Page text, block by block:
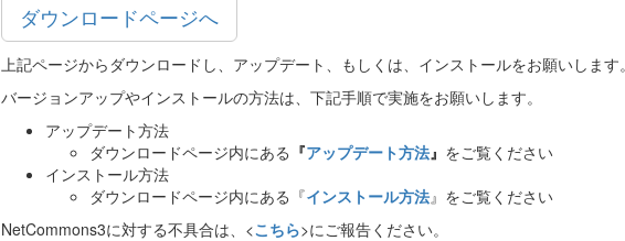
ダウンロードページへ
上記ページからダウンロードし、アップデート、もしくは、インストールをお願いします。
バージョンアップやインストールの方法は、下記手順で実施をお願いします。
アップデート方法
ダウンロードページ内にある 『アップデート方法』 をご覧ください
インストール方法
ダウンロードページ内にある『インストール方法』をご覧ください
NetCommons3に対する不具合は、<こちら>にご報告ください。